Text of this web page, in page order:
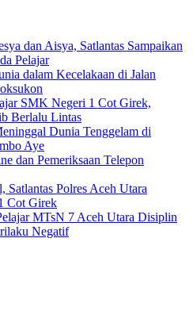
dan Aisya, Satlantas Sampaikan
Pelajar
dalam Kecelakaan di Jalan
SMK Negeri 1 Cot Girek,
Berlalu Lintas
Dunia Tenggelam di
Aye
dan Pemeriksaan Telepon
Satlantas Polres Aceh Utara
Cot Girek
MTsN 7 Aceh Utara Disiplin
Negatif